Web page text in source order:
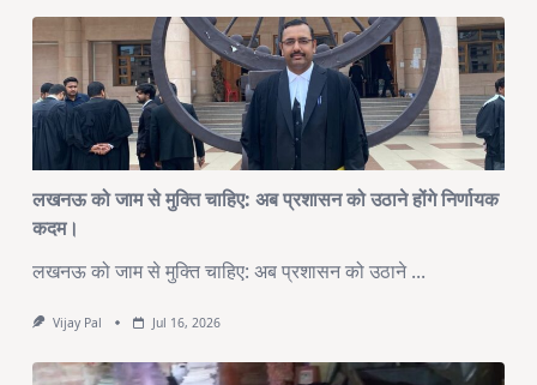
लखनऊ को जाम से मुक्ति चाहिए: अब प्रशासन को उठाने होंगे निर्णायक
कदम।
लखनऊ को जाम से मुक्ति चाहिए: अब प्रशासन को उठाने ...
Vijay Pal Jul 16, 2026